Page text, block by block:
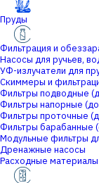
Пруды
Фильтрация и
Насосы для ручьев,
УФ-излучатели для
Скиммеры и
Фильтры подводные
Фильтры напорные
Фильтры проточные
Фильтры барабанные
Модульные фильтры
Дренажные насосы
Расходные